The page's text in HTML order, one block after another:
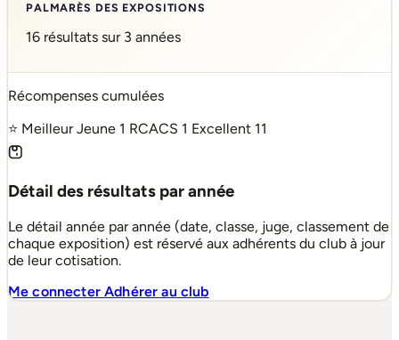
PALMARÈS DES EXPOSITIONS
16 résultats sur 3 années
Récompenses cumulées
⭐ Meilleur Jeune 1 RCACS 1 Excellent 11
Détail des résultats par année
Le détail année par année (date, classe, juge, classement de
chaque exposition) est réservé aux adhérents du club à jour
de leur cotisation.
Me connecterAdhérer au club